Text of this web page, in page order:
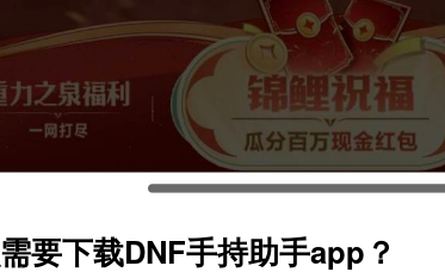
要下载DNF手持助手app？